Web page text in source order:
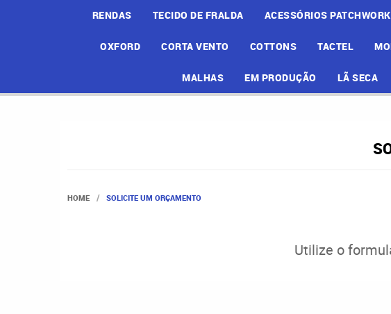
RENDAS TECIDO DE FRALDA ACESSÓRIOS PATCHWORK
OXFORD CORTA VENTO COTTONS TACTEL
MALHAS EM PRODUÇÃO LÃ SECA
HOME SOLICITE UM ORÇAMENTO
Utilize o